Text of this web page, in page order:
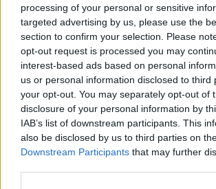
processing of your personal or sensitive
targeted advertising by us, please use the
section to confirm your selection. Please
opt-out request is processed you may
interest-based ads based on personal
us or personal information disclosed to third
your opt-out. You may separately opt-out of
disclosure of your personal information by
IAB’s list of downstream participants. This
also be disclosed by us to third parties on
Downstream Participants that may further